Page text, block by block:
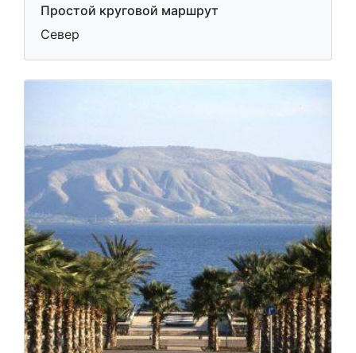
Простой круговой маршрут
Север